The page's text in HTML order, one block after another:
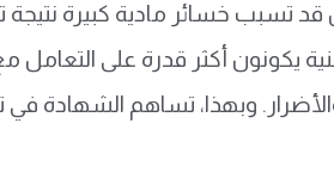
قد تسبب خسائر مادية كبيرة
يكونون أكثر قدرة على التعامل
وبهذا، تساهم الشهادة في